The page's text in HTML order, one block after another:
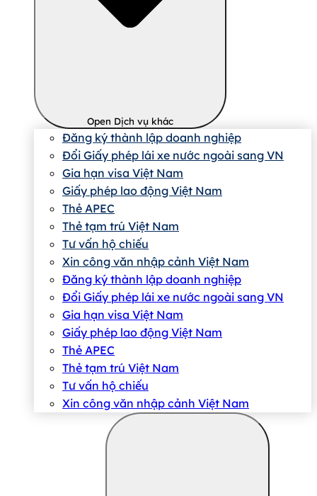
Open Dịch vụ khác
Đăng ký thành lập doanh nghiệp
Đổi Giấy phép lái xe nước ngoài sang VN
Gia hạn visa Việt Nam
Giấy phép lao động Việt Nam
Thẻ APEC
Thẻ tạm trú Việt Nam
Tư vấn hộ chiếu
Xin công văn nhập cảnh Việt Nam
Đăng ký thành lập doanh nghiệp
Đổi Giấy phép lái xe nước ngoài sang VN
Gia hạn visa Việt Nam
Giấy phép lao động Việt Nam
Thẻ APEC
Thẻ tạm trú Việt Nam
Tư vấn hộ chiếu
Xin công văn nhập cảnh Việt Nam